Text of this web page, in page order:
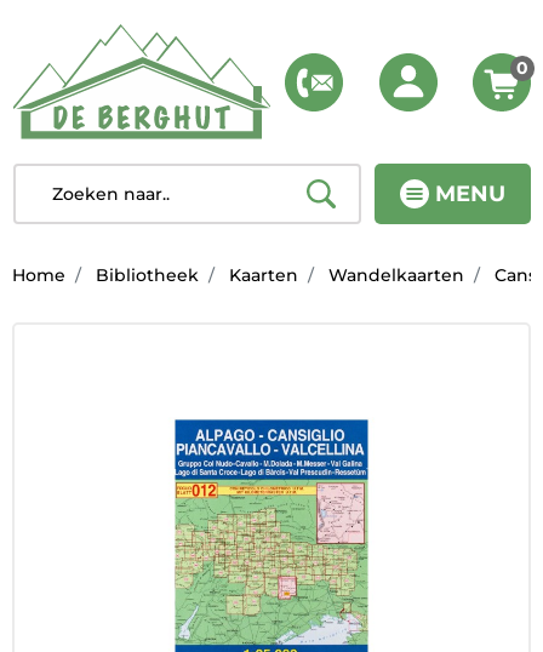
MENU
0
Home Bibliotheek Kaarten Wandelkaarten